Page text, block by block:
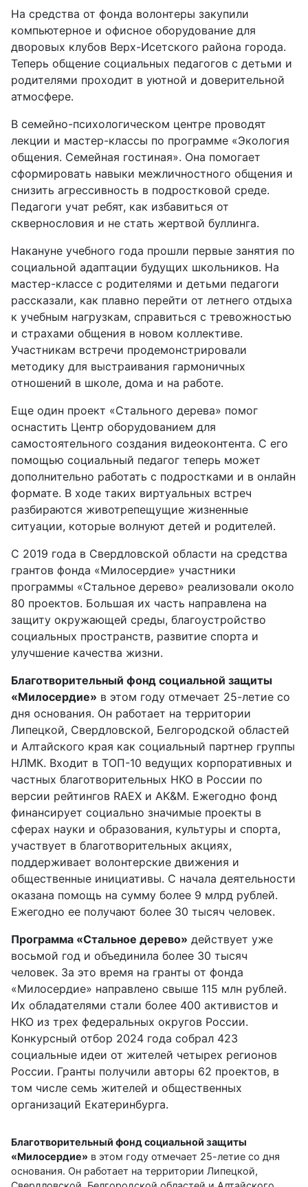
На средства от фонда волонтеры закупили
компьютерное и офисное оборудование для
дворовых клубов Верх-Исетского района города.
Теперь общение социальных педагогов с детьми и
родителями проходит в уютной и доверительной
атмосфере.
В семейно-психологическом центре проводят
лекции и мастер-классы по программе «Экология
общения. Семейная гостиная». Она помогает
сформировать навыки межличностного общения и
снизить агрессивность в подростковой среде.
Педагоги учат ребят, как избавиться от
сквернословия и не стать жертвой буллинга.
Накануне учебного года прошли первые занятия по
социальной адаптации будущих школьников. На
мастер-классе с родителями и детьми педагоги
рассказали, как плавно перейти от летнего отдыха
к учебным нагрузкам, справиться с тревожностью
и страхами общения в новом коллективе.
Участникам встречи продемонстрировали
методику для выстраивания гармоничных
отношений в школе, дома и на работе.
Еще один проект «Стального дерева» помог
оснастить Центр оборудованием для
самостоятельного создания видеоконтента. С его
помощью социальный педагог теперь может
дополнительно работать с подростками и в онлайн
формате. В ходе таких виртуальных встреч
разбираются животрепещущие жизненные
ситуации, которые волнуют детей и родителей.
С 2019 года в Свердловской области на средства
грантов фонда «Милосердие» участники
программы «Стальное дерево» реализовали около
80 проектов. Большая их часть направлена на
защиту окружающей среды, благоустройство
социальных пространств, развитие спорта и
улучшение качества жизни.
Благотворительный фонд социальной защиты
«Милосердие» в этом году отмечает 25-летие со
дня основания. Он работает на территории
Липецкой, Свердловской, Белгородской областей
и Алтайского края как социальный партнер группы
НЛМК. Входит в ТОП-10 ведущих корпоративных и
частных благотворительных НКО в России по
версии рейтингов RAEX и AK&M. Ежегодно фонд
финансирует социально значимые проекты в
сферах науки и образования, культуры и спорта,
участвует в благотворительных акциях,
поддерживает волонтерские движения и
общественные инициативы. С начала деятельности
оказана помощь на сумму более 9 млрд рублей.
Ежегодно ее получают более 30 тысяч человек.
Программа «Стальное дерево» действует уже
восьмой год и объединила более 30 тысяч
человек. За это время на гранты от фонда
«Милосердие» направлено свыше 115 млн рублей.
Их обладателями стали более 400 активистов и
НКО из трех федеральных округов России.
Конкурсный отбор 2024 года собрал 423
социальные идеи от жителей четырех регионов
России. Гранты получили авторы 62 проектов, в
том числе семь жителей и общественных
организаций Екатеринбурга.
Благотворительный фонд социальной защиты
«Милосердие» в этом году отмечает 25-летие со дня
основания. Он работает на территории Липецкой,